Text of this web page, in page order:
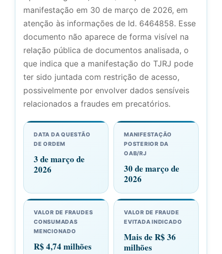
manifestação em 30 de março de 2026, em
atenção às informações de Id. 6464858. Esse
documento não aparece de forma visível na
relação pública de documentos analisada, o
que indica que a manifestação do TJRJ pode
ter sido juntada com restrição de acesso,
possivelmente por envolver dados sensíveis
relacionados a fraudes em precatórios.
DATA DA QUESTÃO
DE ORDEM
3 de março de
2026
MANIFESTAÇÃO
POSTERIOR DA
OAB/RJ
30 de março de
2026
VALOR DE FRAUDES
CONSUMADAS
MENCIONADO
R$ 4,74 milhões
VALOR DE FRAUDE
EVITADA INDICADO
Mais de R$ 36
milhões